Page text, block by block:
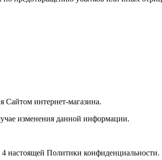
Сайтом интернет-магазина.
изменения данной информации.
настоящей Политики конфиденциальности.